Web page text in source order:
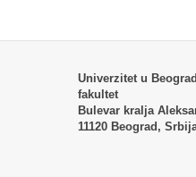
Univerzitet u
fakultet
Bulevar kralja
11120 Beograd,